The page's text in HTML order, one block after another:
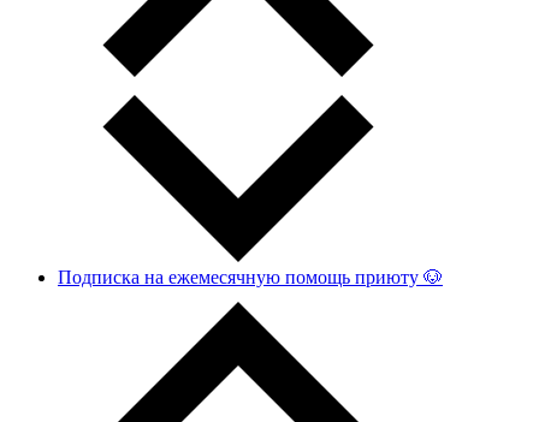
Подписка на ежемесячную помощь приюту 🐶